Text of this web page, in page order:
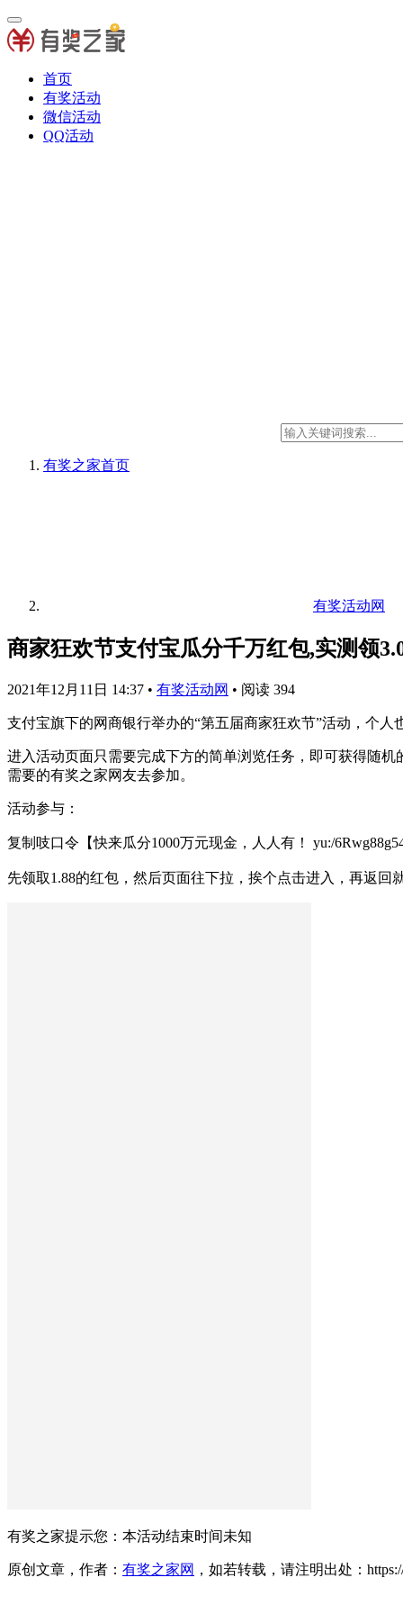
首页
有奖活动
微信活动
QQ活动
有奖之家首页
有奖活动网
商家狂欢节支付宝瓜分千万红包,实测领
2021年12月11日 14:37 • 有奖活动网 • 阅读 394
支付宝旗下的网商银行举办的“第五届商家狂欢节”活动，个
进入活动页面只需要完成下方的简单浏览任务，即可获得随
需要的有奖之家网友去参加。
活动参与：
复制吱口令【快来瓜分1000万元现金，人人有！ yu:/
先领取1.88的红包，然后页面往下拉，挨个点击进入，再返回
有奖之家提示您： 本活动结束时间未知
原创文章，作者： 有奖之家网 ，如若转载，请注明出处：